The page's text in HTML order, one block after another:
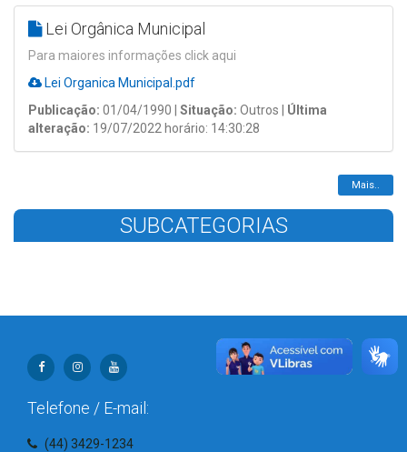
Lei Orgânica Municipal
Para maiores informações click aqui
Lei Organica Municipal.pdf
Publicação: 01/04/1990 | Situação: Outros | Última
alteração: 19/07/2022 horário: 14:30:28
Mais..
SUBCATEGORIAS
Telefone / E-mail:
(44) 3429-1234